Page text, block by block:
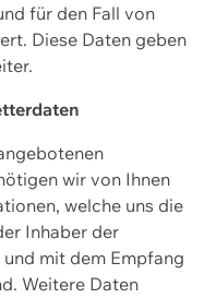
für den Fall von
Diese Daten geben
wir von Ihnen
welche uns die
Inhaber der
mit dem Empfang
Weitere Daten